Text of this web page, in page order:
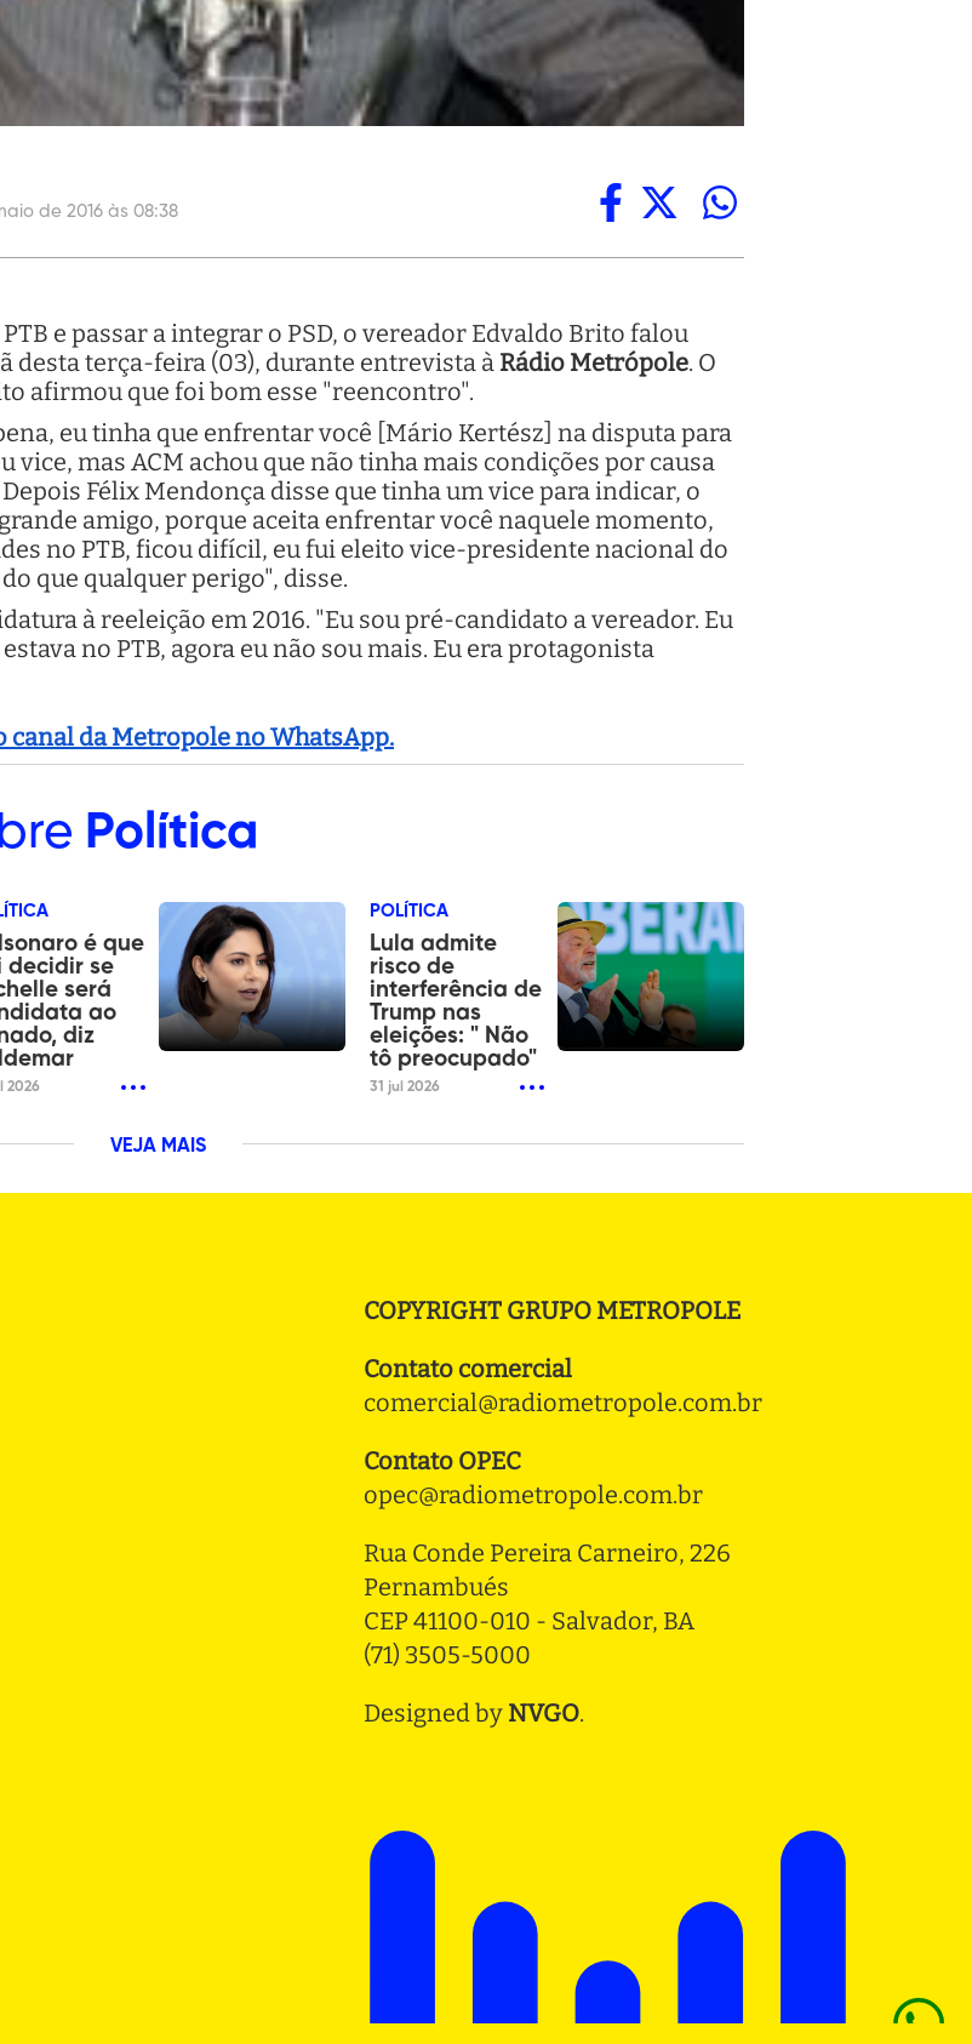
de 2016 às 08:38
e passar a integrar o PSD, o vereador Edvaldo Brito falou
desta terça-feira (03), durante entrevista à Rádio Metrópole. O
afirmou que foi bom esse "reencontro".
eu tinha que enfrentar você [Mário Kertész] na disputa para
vice, mas ACM achou que não tinha mais condições por causa
Félix Mendonça disse que tinha um vice para indicar, o
amigo, porque aceita enfrentar você naquele momento,
no PTB, ficou difícil, eu fui eleito vice-presidente nacional do
que qualquer perigo", disse.
à reeleição em 2016. "Eu sou pré-candidato a vereador. Eu
no PTB, agora eu não sou mais. Eu era protagonista
canal da Metropole no WhatsApp.
Política
é que
decidir se
será
ao
diz
2026
POLÍTICA
Lula admite
risco de
interferência de
Trump nas
eleições: " Não
tô preocupado"
31 jul 2026
VEJA MAIS
COPYRIGHT GRUPO METROPOLE
Contato comercial
comercial@radiometropole.com.br
Contato OPEC
opec@radiometropole.com.br
Rua Conde Pereira Carneiro, 226
Pernambués
CEP 41100-010 - Salvador, BA
(71) 3505-5000
Designed by NVGO.